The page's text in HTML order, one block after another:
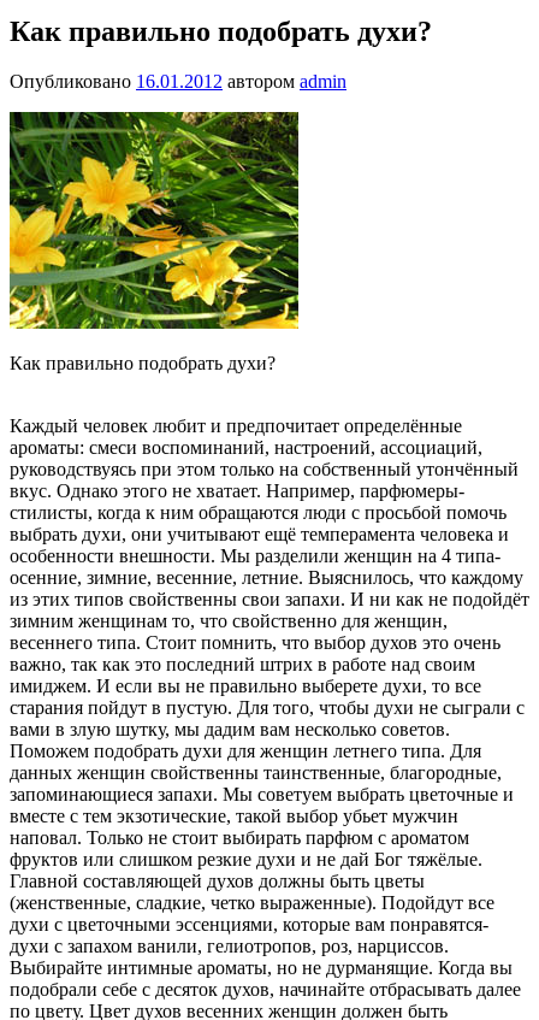
Как правильно подобрать духи?
Опубликовано 16.01.2012 автором admin
Как правильно подобрать духи?
Каждый человек любит и предпочитает определённые
ароматы: смеси воспоминаний, настроений, ассоциаций,
руководствуясь при этом только на собственный утончённый
вкус. Однако этого не хватает. Например, парфюмеры-
стилисты, когда к ним обращаются люди с просьбой помочь
выбрать духи, они учитывают ещё темперамента человека и
особенности внешности. Мы разделили женщин на 4 типа-
осенние, зимние, весенние, летние. Выяснилось, что каждому
из этих типов свойственны свои запахи. И ни как не подойдёт
зимним женщинам то, что свойственно для женщин,
весеннего типа. Стоит помнить, что выбор духов это очень
важно, так как это последний штрих в работе над своим
имиджем. И если вы не правильно выберете духи, то все
старания пойдут в пустую. Для того, чтобы духи не сыграли с
вами в злую шутку, мы дадим вам несколько советов.
Поможем подобрать духи для женщин летнего типа. Для
данных женщин свойственны таинственные, благородные,
запоминающиеся запахи. Мы советуем выбрать цветочные и
вместе с тем экзотические, такой выбор убьет мужчин
наповал. Только не стоит выбирать парфюм с ароматом
фруктов или слишком резкие духи и не дай Бог тяжёлые.
Главной составляющей духов должны быть цветы
(женственные, сладкие, четко выраженные). Подойдут все
духи с цветочными эссенциями, которые вам понравятся-
духи с запахом ванили, гелиотропов, роз, нарциссов.
Выбирайте интимные ароматы, но не дурманящие. Когда вы
подобрали себе с десяток духов, начинайте отбрасывать далее
по цвету. Цвет духов весенних женщин должен быть